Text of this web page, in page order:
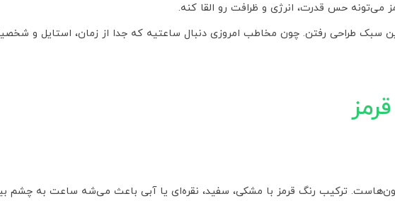
حس قدرت، انرژی و ظرافت رو القا کنه.
سبک طراحی رفتن. چون مخاطب امروزی دنبال ساعتیه که جدا از زمان، استایل و
ترکیب رنگ قرمز با مشکی، سفید، نقره‌ای یا آبی باعث می‌شه ساعت به چشم